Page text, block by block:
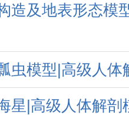
造及地表形态模
虫模型|高级人体
星|高级人体解剖